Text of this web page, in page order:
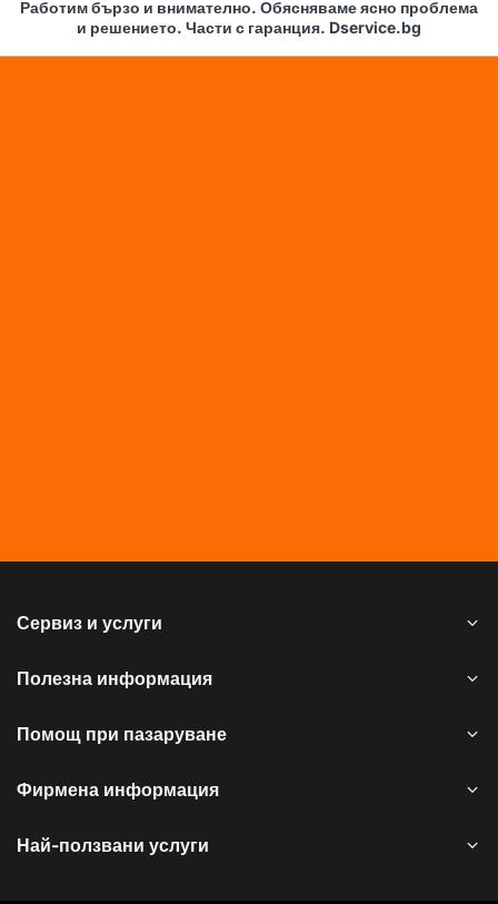
Работим бързо и внимателно. Обясняваме ясно проблема
и решението. Части с гаранция. Dservice.bg
Сервиз и услуги
Полезна информация
Помощ при пазаруване
Фирмена информация
Най-ползвани услуги